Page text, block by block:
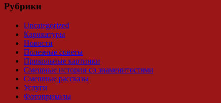
Рубрики
Uncategorized
Карикатуры
Новости
Полезные советы
Прикольные картинки
Смешные истории со знаменитостями
Смешные рассказы
Услуги
Фотоприколы